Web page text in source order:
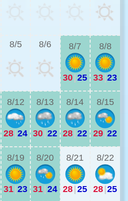
8/5 8/6 8/7
30|25
8/8
33|23
8/12
28|24
8/13
30|22
8/14
28|22
8/15
29|22
8/19
31|23
8/20
31|24
8/21
28|25
8/22
28|25